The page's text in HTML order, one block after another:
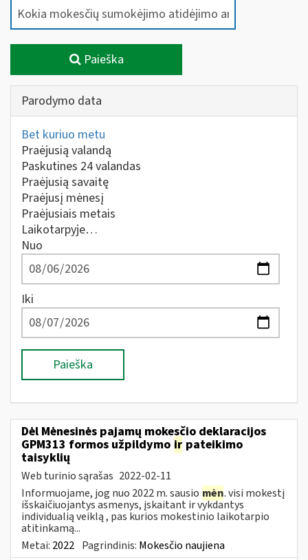
Paieška
Parodymo data
Bet kuriuo metu
Praėjusią valandą
Paskutines 24 valandas
Praėjusią savaitę
Praėjusį mėnesį
Praėjusiais metais
Laikotarpyje…
Nuo
Iki
Paieška
Dėl Mėnesinės pajamų mokesčio deklaracijos
GPM313 formos užpildymo ir pateikimo
taisyklių
Web turinio sąrašas 2022-02-11
Informuojame, jog nuo 2022 m. sausio mėn. visi mokestį
išskaičiuojantys asmenys, įskaitant ir vykdantys
individualią veiklą , pas kurios mokestinio laikotarpio
atitinkamą...
Metai: 2022 Pagrindinis: Mokesčio naujiena